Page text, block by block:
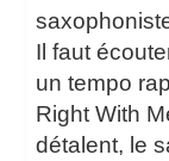
Il faut
un tempo
Right With
détalent, le